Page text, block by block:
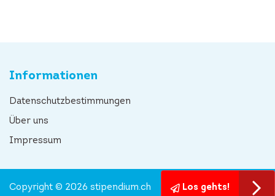
Informationen
Datenschutzbestimmungen
Über uns
Impressum
Los gehts!
Copyright © 2026 stipendium.ch